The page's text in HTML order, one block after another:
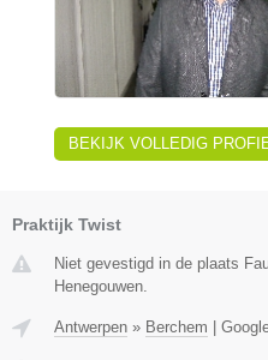
BEKIJK VOLLEDIG
Praktijk Twist
Niet gevestigd in de plaats
Henegouwen.
Antwerpen » Berchem |